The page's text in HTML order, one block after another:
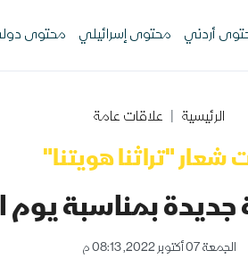
أردني محتوى إسرائيلي محتوى
الرئيسية علاقات عامة
شعار "تراثنا هويتنا"
بمناسبة يوم
الجمعة 07 أكتوبر 2022, 08:13 م